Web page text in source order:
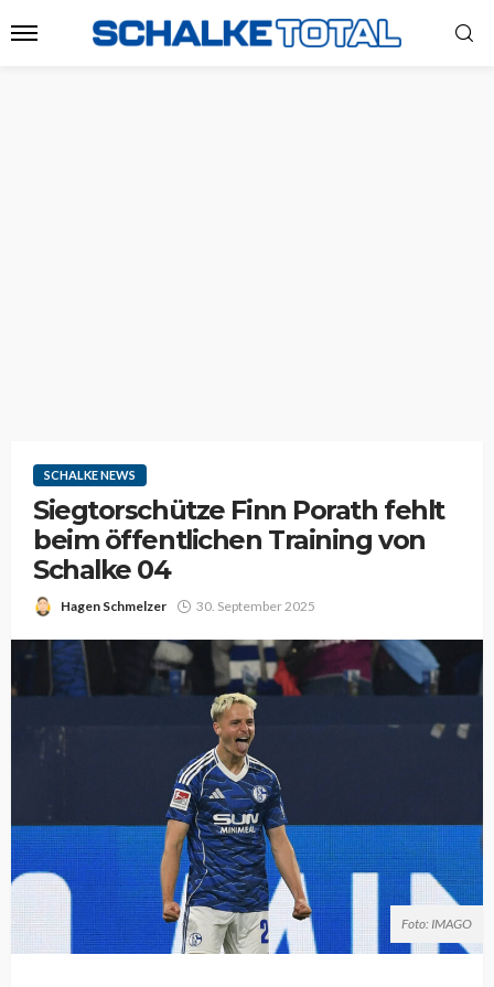
SCHALKE NEWS
Siegtorschütze Finn Porath fehlt
beim öffentlichen Training von
Schalke 04
Hagen Schmelzer 30. September 2025
Foto: IMAGO